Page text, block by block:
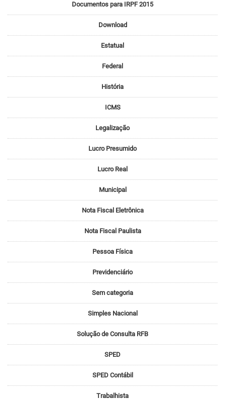
Documentos para IRPF 2015
Download
Estatual
Federal
História
ICMS
Legalização
Lucro Presumido
Lucro Real
Municipal
Nota Fiscal Eletrônica
Nota Fiscal Paulista
Pessoa Física
Previdenciário
Sem categoria
Simples Nacional
Solução de Consulta RFB
SPED
SPED Contábil
Trabalhista